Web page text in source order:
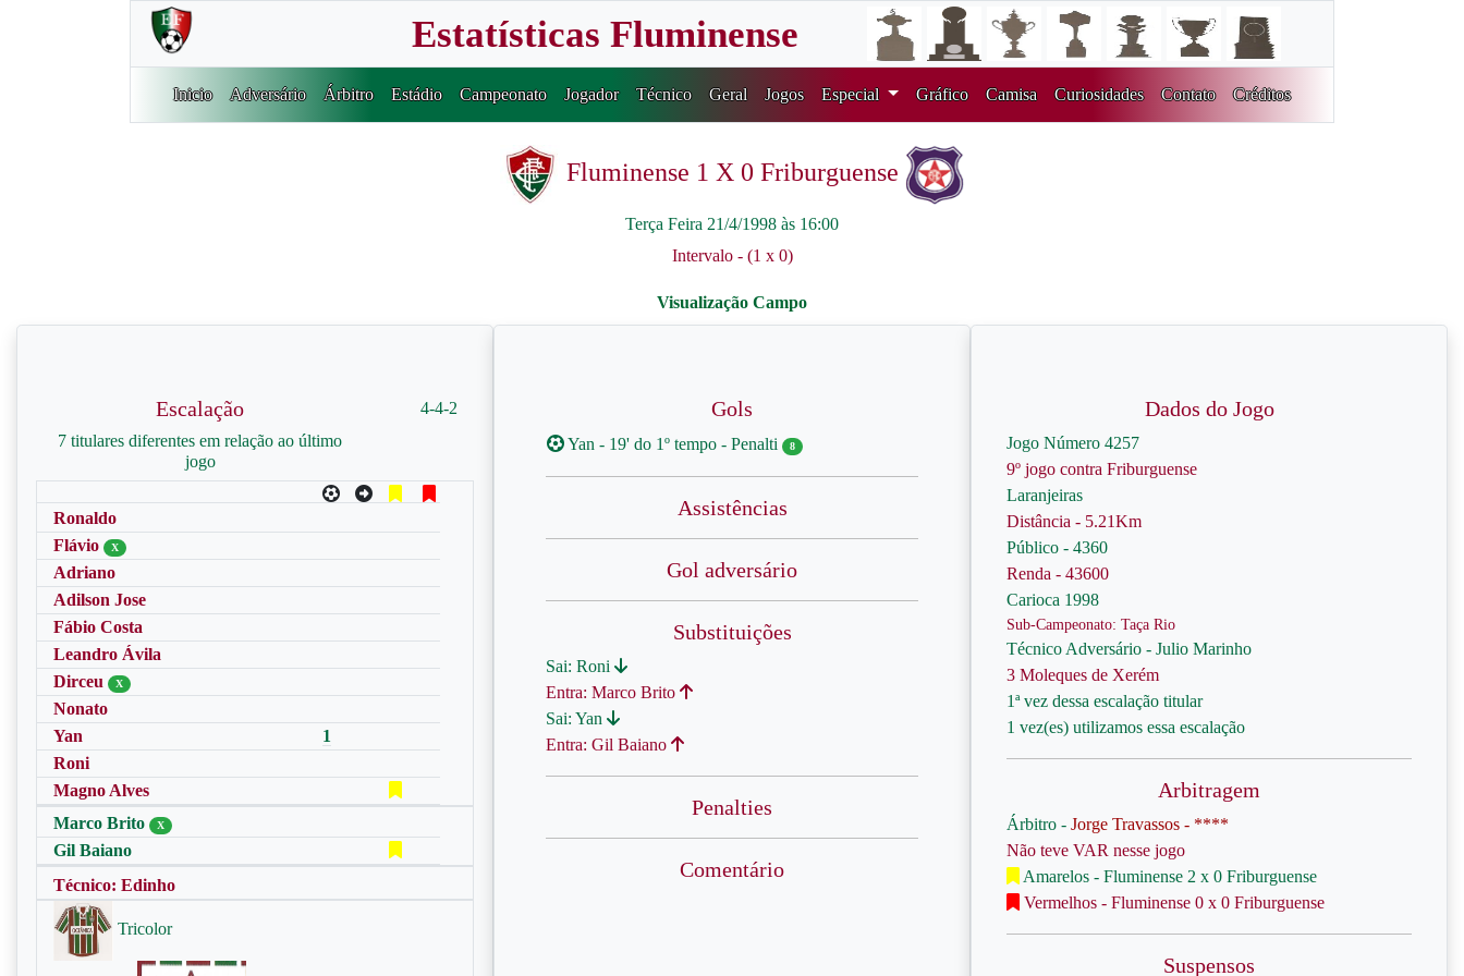
Estatísticas Fluminense
Inicio Adversário Árbitro Estádio Campeonato Jogador Técnico Geral Jogos Especial Gráfico Camisa Curiosidades Contato Créditos
Fluminense 1 X 0 Friburguense
Terça Feira 21/4/1998 às 16:00
Intervalo - (1 x 0)
Escalação
7 titulares diferentes em relação ao último
jogo
4-4-2
Ronaldo
Flávio
X
Adriano
Adilson Jose
Fábio Costa
Leandro Ávila
Dirceu
X
Nonato
Yan
1
Roni
Magno Alves
Marco Brito
X
Gil Baiano
Técnico: Edinho
Tricolor
Gols
Yan - 19' do 1º tempo - Penalti 8
Assistências
Gol adversário
Substituições
Sai: Roni
Entra: Marco Brito
Sai: Yan
Entra: Gil Baiano
Penalties
Comentário
Dados do Jogo
Jogo Número 4257
9º jogo contra Friburguense
Laranjeiras
Distância - 5.21Km
Público - 4360
Renda - 43600
Carioca 1998
Sub-Campeonato: Taça Rio
Técnico Adversário - Julio Marinho
3 Moleques de Xerém
1ª vez dessa escalação titular
1 vez(es) utilizamos essa escalação
Arbitragem
Árbitro - Jorge Travassos - ****
Não teve VAR nesse jogo
Amarelos - Fluminense 2 x 0 Friburguense
Vermelhos - Fluminense 0 x 0 Friburguense
Suspensos